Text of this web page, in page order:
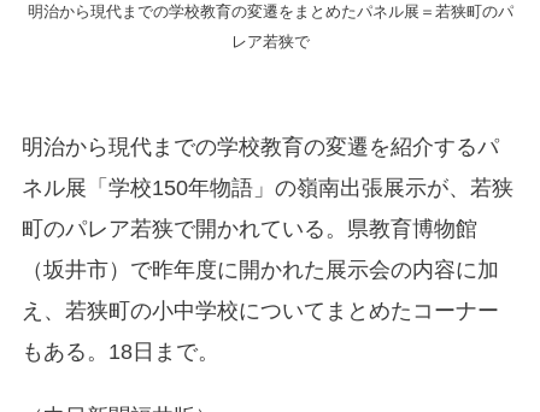
明治から現代までの学校教育の変遷をまとめたパネル展＝若狭町のパ
レア若狭で
明治から現代までの学校教育の変遷を紹介するパ
ネル展「学校150年物語」の嶺南出張展示が、若狭
町のパレア若狭で開かれている。県教育博物館
（坂井市）で昨年度に開かれた展示会の内容に加
え、若狭町の小中学校についてまとめたコーナー
もある。18日まで。